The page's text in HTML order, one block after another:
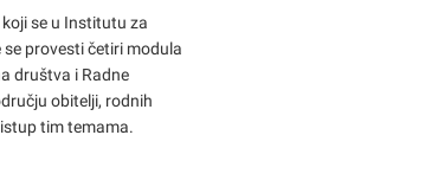
se u Institutu za
provesti četiri modula
društva i Radne
obitelji, rodnih
tim temama.